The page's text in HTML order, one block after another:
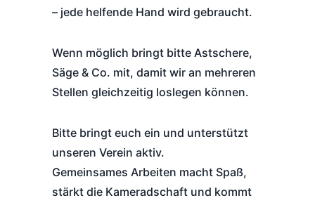
– jede helfende Hand wird gebraucht.
Wenn möglich bringt bitte Astschere,
Säge & Co. mit, damit wir an mehreren
Stellen gleichzeitig loslegen können.
Bitte bringt euch ein und unterstützt
unseren Verein aktiv.
Gemeinsames Arbeiten macht Spaß,
stärkt die Kameradschaft und kommt